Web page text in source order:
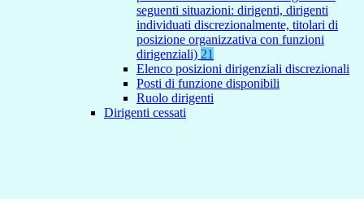
seguenti situazioni: dirigenti, dirigenti
individuati discrezionalmente, titolari di
posizione organizzativa con funzioni
dirigenziali) 21
Elenco posizioni dirigenziali discrezionali
Posti di funzione disponibili
Ruolo dirigenti
Dirigenti cessati